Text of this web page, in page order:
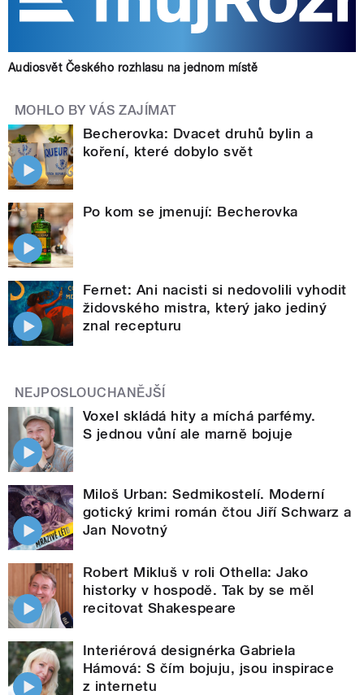
Audiosvět Českého rozhlasu na jednom místě
MOHLO BY VÁS ZAJÍMAT
Becherovka: Dvacet druhů bylin a
koření, které dobylo svět
Po kom se jmenují: Becherovka
Fernet: Ani nacisti si nedovolili vyhodit
židovského mistra, který jako jediný
znal recepturu
NEJPOSLOUCHANĚJŠÍ
Voxel skládá hity a míchá parfémy.
S jednou vůní ale marně bojuje
Miloš Urban: Sedmikostelí. Moderní
gotický krimi román čtou Jiří Schwarz a
Jan Novotný
Robert Mikluš v roli Othella: Jako
historky v hospodě. Tak by se měl
recitovat Shakespeare
Interiérová designérka Gabriela
Hámová: S čím bojuju, jsou inspirace
z internetu